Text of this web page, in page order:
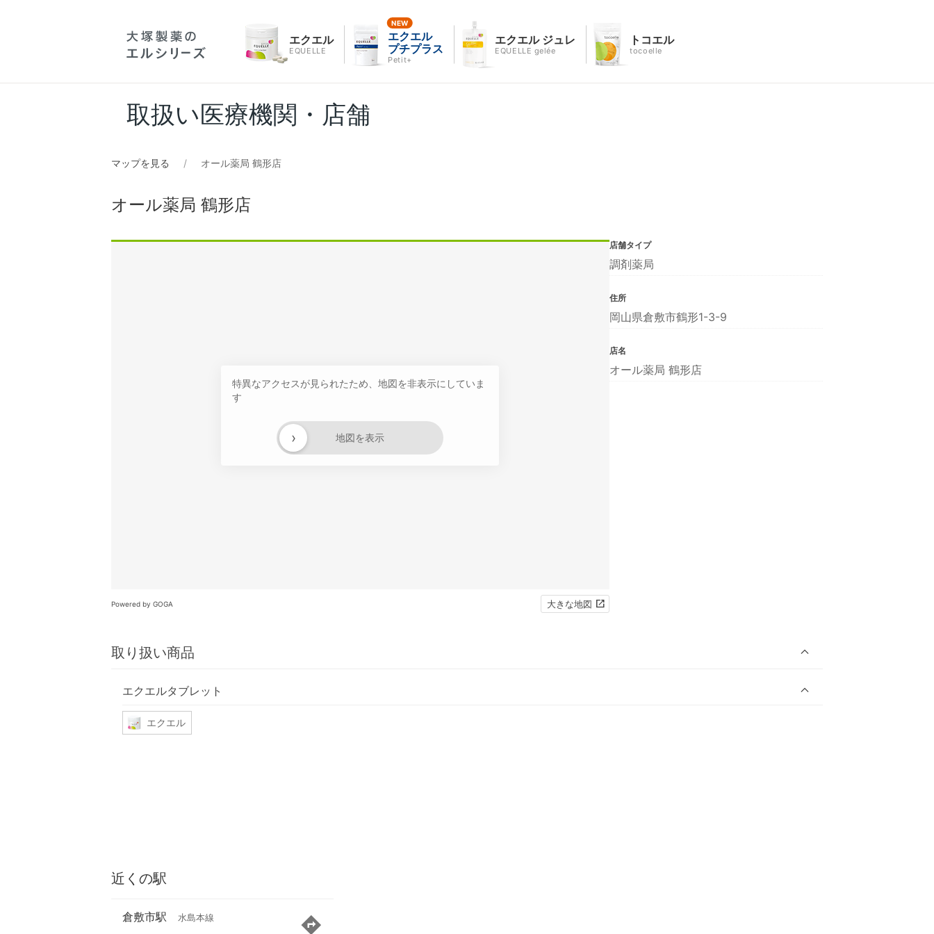
エクエル
EQUELLE
エクエル
プチプラス
Petit+
エクエル ジュレ
EQUELLE gelée
トコエル
tocoelle
取扱い医療機関・店舗
マップを見る オール薬局 鶴形店
オール薬局 鶴形店
特異なアクセスが見られたため、地図を非表示にしていま
す
地図を表示
›
Powered by GOGA 大きな地図
取り扱い商品
エクエルタブレット
エクエル
店舗タイプ
調剤薬局
住所
岡山県倉敷市鶴形1-3-9
店名
オール薬局 鶴形店
近くの駅
倉敷市駅 水島本線